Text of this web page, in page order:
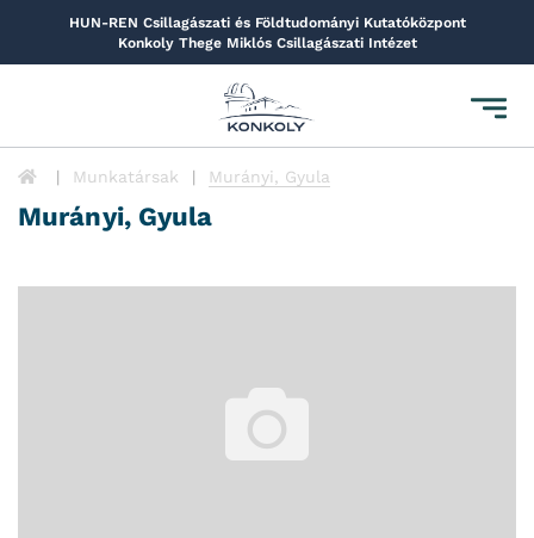
HUN-REN Csillagászati és Földtudományi Kutatóközpont
Konkoly Thege Miklós Csillagászati Intézet
Toggle
Munkatársak Murányi, Gyula
Murányi, Gyula